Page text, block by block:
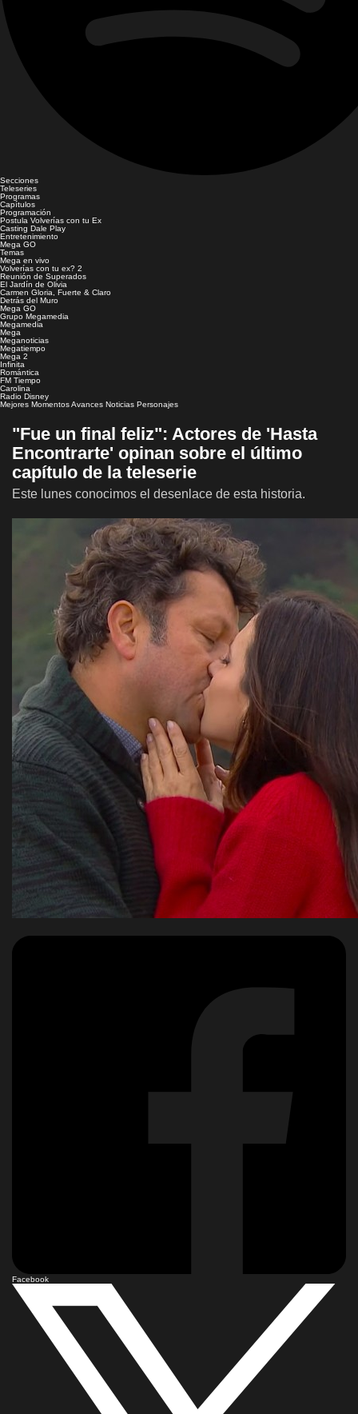
Secciones
Teleseries
Programas
Capítulos
Programación
Postula Volverías con tu Ex
Casting Dale Play
Entretenimiento
Mega GO
Temas
Mega en vivo
Volverías con tu ex? 2
Reunión de Superados
El Jardín de Olivia
Carmen Gloria, Fuerte & Claro
Detrás del Muro
Mega GO
Grupo Megamedia
Megamedia
Mega
Meganoticias
Megatiempo
Mega 2
Infinita
Romántica
FM Tiempo
Carolina
Radio Disney
Mejores MomentosAvances Noticias Personajes
"Fue un final feliz": Actores de 'Hasta
Encontrarte' opinan sobre el último
capítulo de la teleserie
Este lunes conocimos el desenlace de esta historia.
Facebook